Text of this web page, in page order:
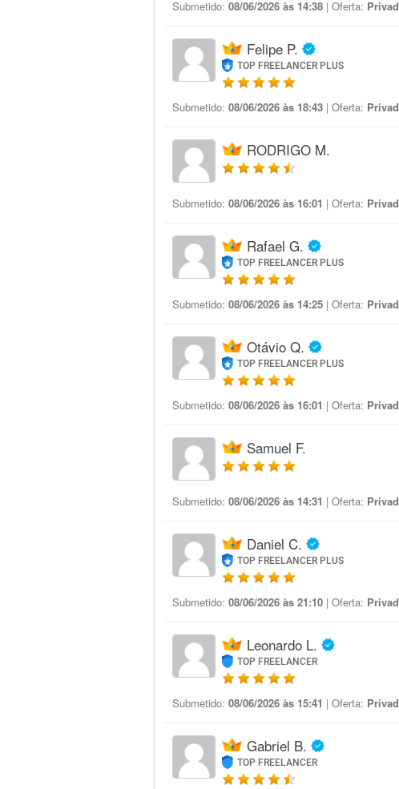
Submetido: 08/06/2026 às 14:38 | Oferta:
Felipe P.
TOP FREELANCER PLUS
Submetido: 08/06/2026 às 18:43 | Oferta:
RODRIGO M.
Submetido: 08/06/2026 às 16:01 | Oferta:
Rafael G.
TOP FREELANCER PLUS
Submetido: 08/06/2026 às 14:25 | Oferta:
Otávio Q.
TOP FREELANCER PLUS
Submetido: 08/06/2026 às 16:01 | Oferta:
Samuel F.
Submetido: 08/06/2026 às 14:31 | Oferta:
Daniel C.
TOP FREELANCER PLUS
Submetido: 08/06/2026 às 21:10 | Oferta:
Leonardo L.
TOP FREELANCER
Submetido: 08/06/2026 às 15:41 | Oferta:
Gabriel B.
TOP FREELANCER